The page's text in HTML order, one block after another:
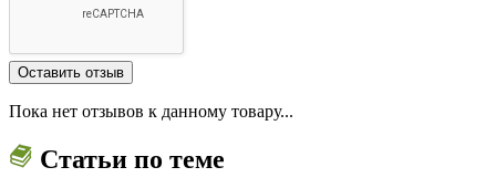
Пока нет отзывов к данному товару...
Статьи по теме